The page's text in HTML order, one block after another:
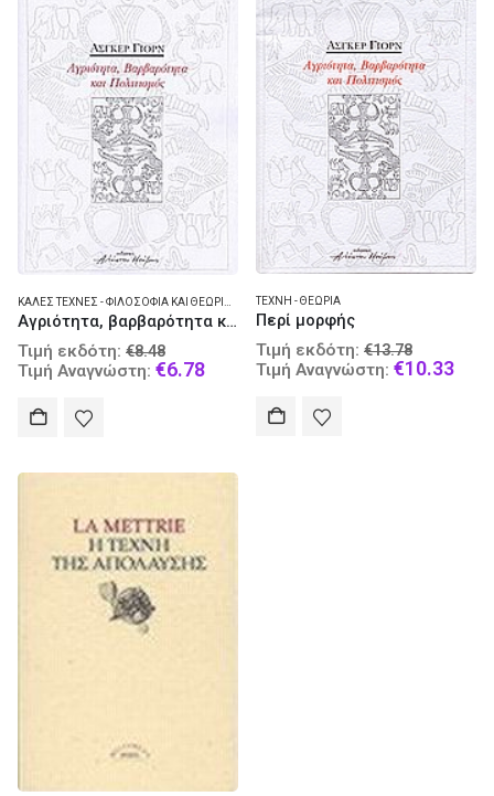
ΚΑΛΈΣ ΤΈΧΝΕΣ - ΦΙΛΟΣΟΦΊΑ ΚΑΙ ΘΕΩΡΊΑ ΦΙΛΟΣΟΦΊΑ ΝΕΌΤΕΡΗ
Αγριότητα, βαρβαρότητα και πολιτισμός
Τιμή εκδότη: €8.48
price
Τιμή Αναγνώστη: €6.78Current
ΤΈΧΝΗ - ΘΕΩΡΊΑ
Περί μορφής
Τιμή εκδότη: €13.78
price
Τιμή Αναγνώστη: €10.33